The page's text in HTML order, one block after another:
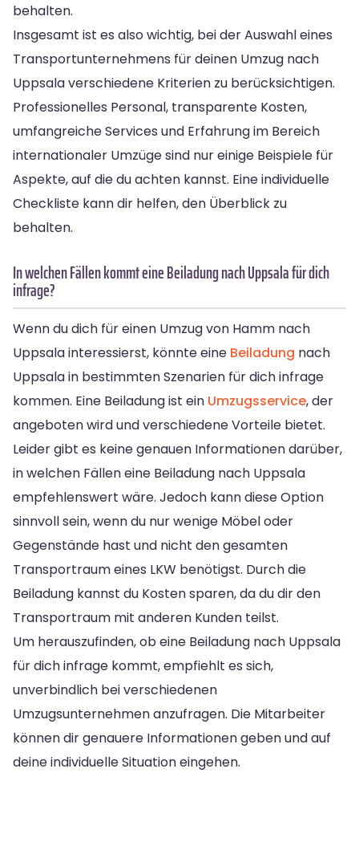
behalten.
Insgesamt ist es also wichtig, bei der Auswahl eines
Transportunternehmens für deinen Umzug nach
Uppsala verschiedene Kriterien zu berücksichtigen.
Professionelles Personal, transparente Kosten,
umfangreiche Services und Erfahrung im Bereich
internationaler Umzüge sind nur einige Beispiele für
Aspekte, auf die du achten kannst. Eine individuelle
Checkliste kann dir helfen, den Überblick zu
behalten.
In welchen Fällen kommt eine Beiladung nach Uppsala für dich
infrage?
Wenn du dich für einen Umzug von Hamm nach
Uppsala interessierst, könnte eine Beiladung nach
Uppsala in bestimmten Szenarien für dich infrage
kommen. Eine Beiladung ist ein Umzugsservice, der
angeboten wird und verschiedene Vorteile bietet.
Leider gibt es keine genauen Informationen darüber,
in welchen Fällen eine Beiladung nach Uppsala
empfehlenswert wäre. Jedoch kann diese Option
sinnvoll sein, wenn du nur wenige Möbel oder
Gegenstände hast und nicht den gesamten
Transportraum eines LKW benötigst. Durch die
Beiladung kannst du Kosten sparen, da du dir den
Transportraum mit anderen Kunden teilst.
Um herauszufinden, ob eine Beiladung nach Uppsala
für dich infrage kommt, empfiehlt es sich,
unverbindlich bei verschiedenen
Umzugsunternehmen anzufragen. Die Mitarbeiter
können dir genauere Informationen geben und auf
deine individuelle Situation eingehen.